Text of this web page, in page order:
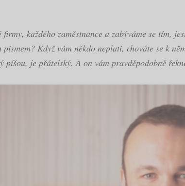
firmy, každého zaměstnance a zabýváme se tím,
Když vám někdo neplatí, chováte se k
je přátelský. A on vám pravděpodobně